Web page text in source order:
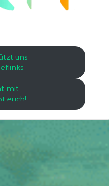
uns
mit
euch!